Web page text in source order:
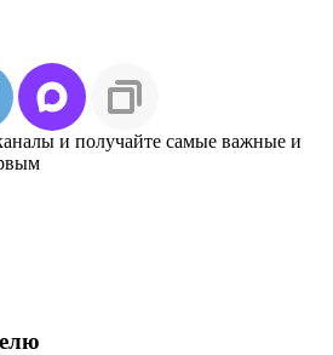
и получайте самые важные и